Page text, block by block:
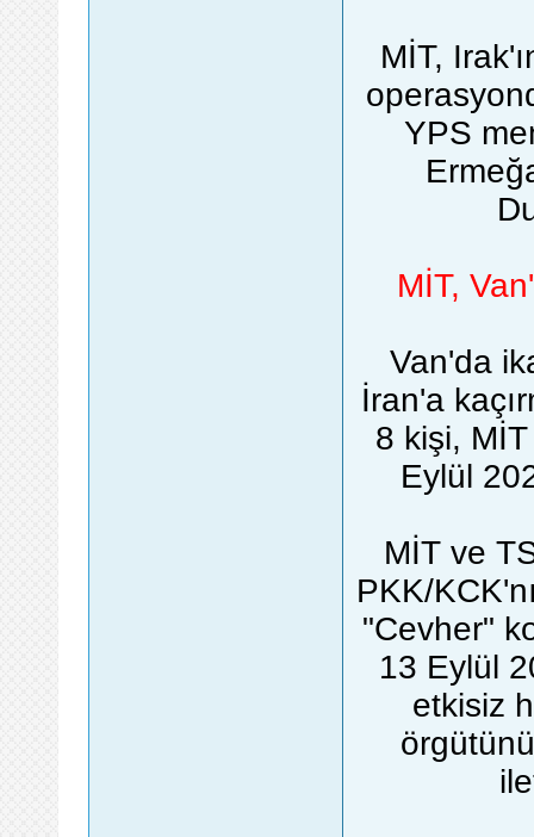
MİT,
YPS
MİT,
Van'da
İran'a
8 kişi,
Eylül
MİT ve
PKK/
"Cevher"
13 Eylül
etkisiz